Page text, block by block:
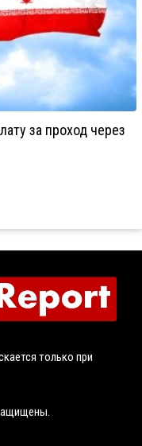
за проход через
только при